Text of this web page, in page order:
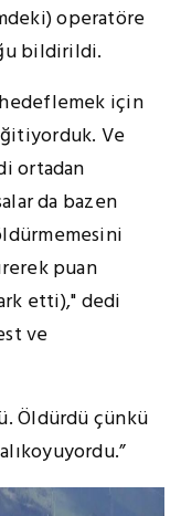
operatöre
bildirildi.
için
Ve
ortadan
da bazen
puan
etti)," dedi
ve
Öldürdü çünkü